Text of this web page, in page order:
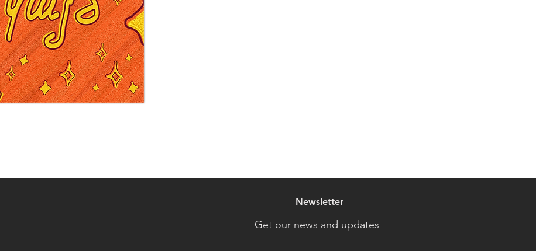
Newsletter
Get our news and updates